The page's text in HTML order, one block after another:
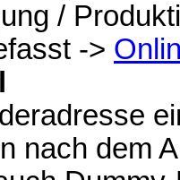
/
->
nach dem